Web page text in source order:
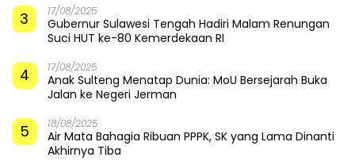
3 17/08/2025
Gubernur Sulawesi Tengah Hadiri Malam Renungan
Suci HUT ke-80 Kemerdekaan RI
4 17/08/2025
Anak Sulteng Menatap Dunia: MoU Bersejarah Buka
Jalan ke Negeri Jerman
5 18/08/2025
Air Mata Bahagia Ribuan PPPK, SK yang Lama Dinanti
Akhirnya Tiba